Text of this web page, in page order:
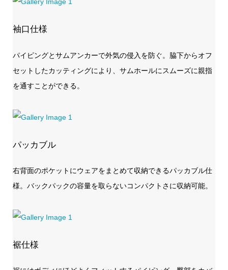
袖口仕様
パイピングとサムアンカーで外気の侵入を防ぐ。脇下からオフ
セットしたカッティングにより、サムホールにスムーズに親指
を通すことができる。
パッカブル
右背面のポケットにウェアをまとめて収納できるパッカブル仕
様。バックパックの容量を取らないコンパクトさに収納可能。
裾仕様